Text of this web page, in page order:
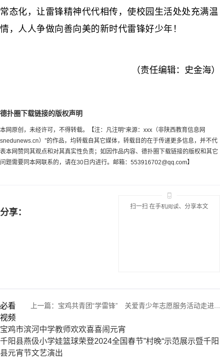
常态化，让雷锋精神代代相传，使校园生活处处充满温
情，人人争做向善向美的新时代雷锋好少年！
（责任编辑：史金海）
德扑圈下载链接的版权声明
本网原创，未经许可，不得转载。【注：凡注明“来源：xxx（非陕西教育信息网
snedunews.cn）”的作品，均转载自其它媒体，转载目的在于传递更多信息，并不代
表本网赞同其观点和对其真实性负责；如因作品内容、德扑圈下载链接的版权和其它
问题需要同本网联系的，请在30日内进行。邮箱： 553916702@qq.com】
分享：
扫一扫 在手机阅读、分享本文
上一篇： 宝鸡共青团“学雷锋” 关爱青少年志愿服务活动走进...
必看
视频
宝鸡市滨河中学教师欢欢喜喜闹元宵
千阳县燕伋小学娃篮球荣登2024全国春节”村晚“示范展示暨千阳
县元宵节文艺演出